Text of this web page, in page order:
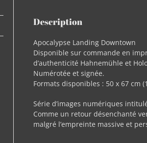
Description
Apocalypse Landing Downtown
Disponible sur commande en
d’authenticité Hahnemühle et
Numérotée et signée.
Formats disponibles : 50 x 67 cm
Série d’images numériques
Comme un retour désenchanté
malgré l’empreinte massive et